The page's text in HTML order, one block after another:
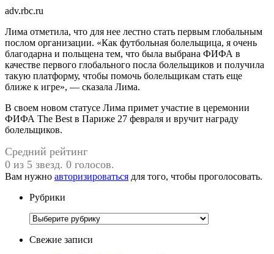
adv.rbc.ru
Лима отметила, что для нее лестно стать первым глобальным
послом организации. «Как футбольная болельщица, я очень
благодарна и польщена тем, что была выбрана ФИФА в
качестве первого глобального посла болельщиков и получила
такую платформу, чтобы помочь болельщикам стать еще
ближе к игре», — сказала Лима.
В своем новом статусе Лима примет участие в церемонии
ФИФА The Best в Париже 27 февраля и вручит награду
болельщиков.
Средний рейтинг
0 из 5 звезд. 0 голосов.
Вам нужно авторизироваться для того, чтобы проголосовать.
Рубрики
Рубрики
Свежие записи